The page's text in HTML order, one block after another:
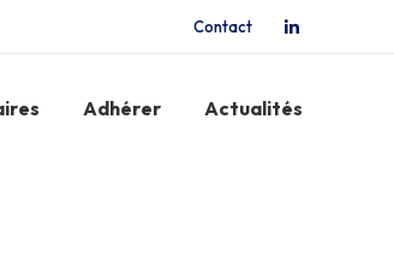
Contact
LinkedIn
Adhérer Actualités